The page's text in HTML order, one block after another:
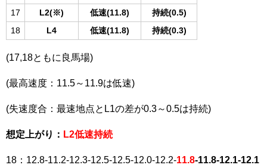
17
L2(※) 低速(11.8)
持続(0.5)
18
L4 低速(11.8) 持続(0.3)
(17,18ともに良馬場)
(最高速度：11.5～11.9は低速)
(失速度合：最速地点とL1の差が0.3～0.5は持続)
想定上がり： L2低速持続
18：12.8-11.2-12.3-12.5-12.5-12.0-12.2-11.8-11.8-12.1-12.1